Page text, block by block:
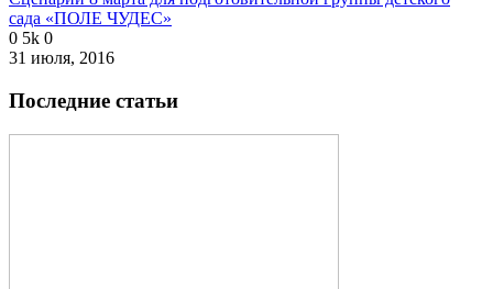
сада «ПОЛЕ ЧУДЕС»
0 5k 0
31 июля, 2016
Последние статьи